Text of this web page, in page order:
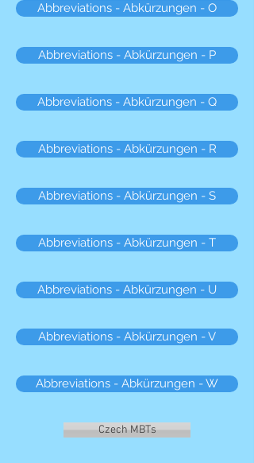
Abbreviations - Abkürzungen - O
Abbreviations - Abkürzungen - P
Abbreviations - Abkürzungen - Q
Abbreviations - Abkürzungen - R
Abbreviations - Abkürzungen - S
Abbreviations - Abkürzungen - T
Abbreviations - Abkürzungen - U
Abbreviations - Abkürzungen - V
Abbreviations - Abkürzungen - W
Czech MBTs